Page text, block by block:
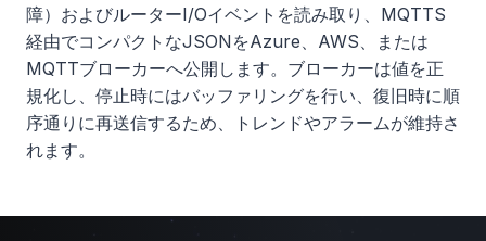
障）およびルーターI/Oイベントを読み取り、MQTTS
経由でコンパクトなJSONをAzure、AWS、または
MQTTブローカーへ公開します。ブローカーは値を正
規化し、停止時にはバッファリングを行い、復旧時に順
序通りに再送信するため、トレンドやアラームが維持さ
れます。